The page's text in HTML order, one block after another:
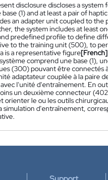
disclosure discloses a
(1) and at least a pair of
an adapter unit coupled to
the system includes at least
predefined profile to define
to the training unit (500), to
is a representative figure[French]
comprend une base (1),
(300) pouvant être connectés
adaptateur couplée à la paire
l'unité d'entraînement. En
un deuxième connecteur
orienter le ou les outils
simulation d'entraînement,